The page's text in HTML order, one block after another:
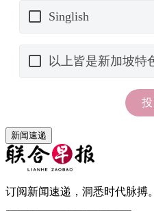
新闻速递
订阅新闻速递，洞悉时代脉搏。